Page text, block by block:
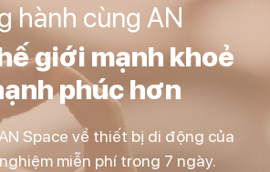
hành cùng AN
giới mạnh khoẻ
phúc hơn
Space về thiết bị di động của
miễn phí trong 7 ngày.